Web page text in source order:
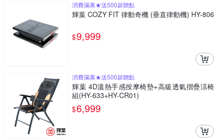
消費滿萬★送500超贈點
輝葉 COZY FIT 律動奇機 (垂直律動機) HY-806
$9,999
消費滿萬★送500超贈點
輝葉 4D溫熱手感按摩椅墊+高級透氣摺疊涼椅
組(HY-633+HY-CR01)
$6,999